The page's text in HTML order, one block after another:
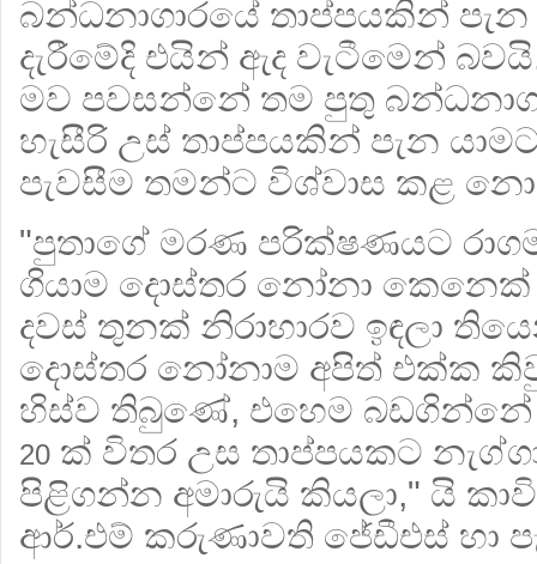
බන්ධනාගාරයේ තාප්පයකින්
දැරීමේදි එයින් ඇද වැටීමෙන්
මව පවසන්නේ තම පුතු
හැසීරි උස් තාප්පයකින් පැන
පැවසීම තමන්ට විශ්වාස කළ
"පුතාගේ මරණ පරික්ෂණයට
ගියාම දොස්තර නෝනා කෙනෙක්
දවස් තුනක් නිරාහාරව ඉඳලා
දොස්තර නෝනාම අපිත් එක්ක
හිස්ව තිබුණේ, එහෙම
20 ක් විතර උස තාප්පයකට
පිළිගන්න අමාරුයි කියලා," යි
ආර්.එම් කරුණාවති ජේඩීඑස් හා